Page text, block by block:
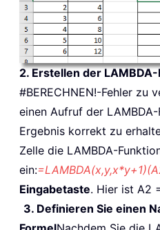
2. Erstellen der
#BERECHNEN!-Fehler zu
einen Aufruf der
Ergebnis korrekt zu
Zelle die LAMBDA-
ein:
Eingabetaste. Hier ist A2
3. Definieren Sie einen